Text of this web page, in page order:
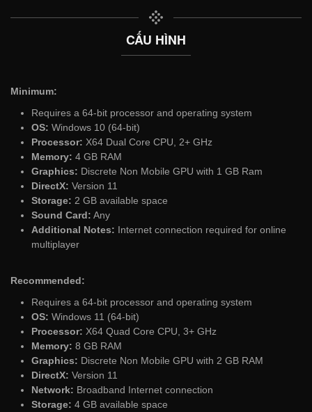
CẤU HÌNH
Minimum:
Requires a 64-bit processor and operating system
OS: Windows 10 (64-bit)
Processor: X64 Dual Core CPU, 2+ GHz
Memory: 4 GB RAM
Graphics: Discrete Non Mobile GPU with 1 GB Ram
DirectX: Version 11
Storage: 2 GB available space
Sound Card: Any
Additional Notes: Internet connection required for online
multiplayer
Recommended:
Requires a 64-bit processor and operating system
OS: Windows 11 (64-bit)
Processor: X64 Quad Core CPU, 3+ GHz
Memory: 8 GB RAM
Graphics: Discrete Non Mobile GPU with 2 GB RAM
DirectX: Version 11
Network: Broadband Internet connection
Storage: 4 GB available space